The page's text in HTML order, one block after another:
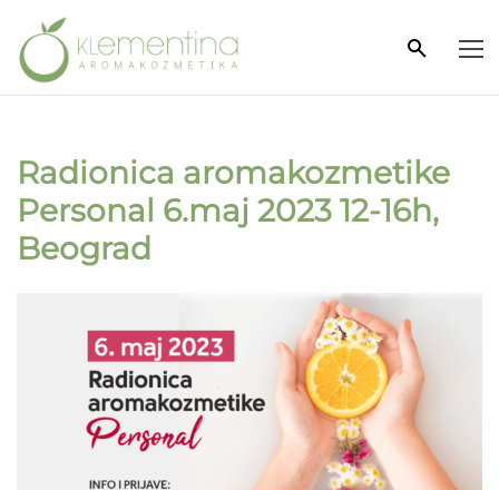
Radionica aromakozmetike
Personal 6.maj 2023 12-16h,
Beograd